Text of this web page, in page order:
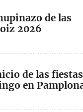
de las
2026
de las
en